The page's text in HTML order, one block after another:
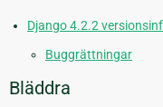
Django 4.2.2
Buggrättningar
Bläddra